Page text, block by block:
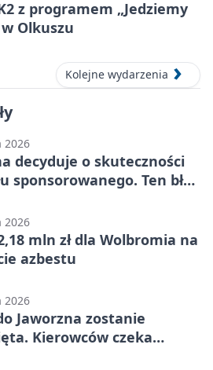
z programem „Jedziemy
Olkuszu
Kolejne wydarzenia
2026
decyduje o skuteczności
sponsorowanego. Ten błąd
2026
mln zł dla Wolbromia na
azbestu
2026
Jaworzna zostanie
Kierowców czeka